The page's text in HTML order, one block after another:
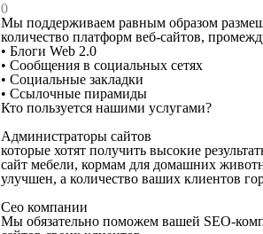
0
Мы поддерживаем равным образом
количество платформ веб-сайтов,
• Блоги Web 2.0
• Сообщения в социальных сетях
• Социальные закладки
• Ссылочные пирамиды
Кто пользуется нашими услугами?
Администраторы сайтов
которые хотят получить высокие
сайт мебели, кормам для домашних
улучшен, а количество ваших клиентов
Сео компании
Мы обязательно поможем вашей SEO-